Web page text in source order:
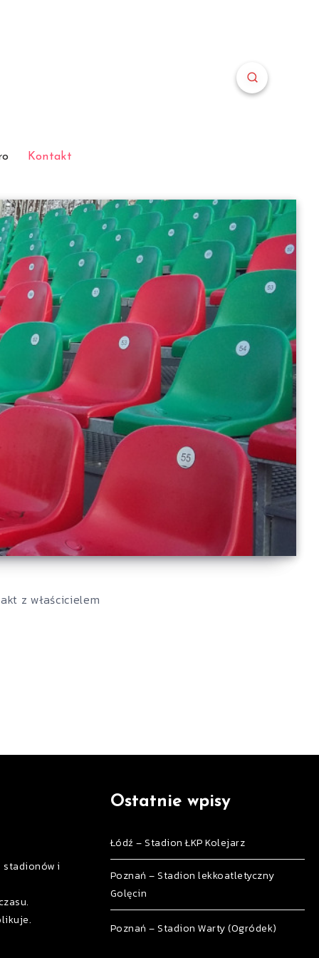
Kontakt
z właścicielem
stadionów i
Ostatnie wpisy
Łódź – Stadion ŁKP Kolejarz
Poznań – Stadion lekkoatletyczny
Golęcin
Poznań – Stadion Warty (Ogródek)